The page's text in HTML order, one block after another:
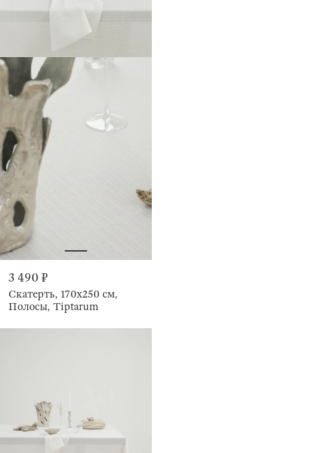
3 490 ₽
Скатерть, 170х250 см,
Полосы, Tiptarum